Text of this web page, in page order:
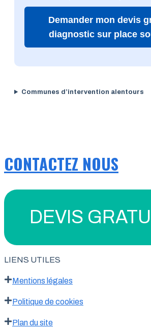
Demander mon devis
diagnostic sur place
Communes d’intervention alentours
CONTACTEZ NOUS
DEVIS
LIENS UTILES
Mentions légales
Politique de cookies
Plan du site